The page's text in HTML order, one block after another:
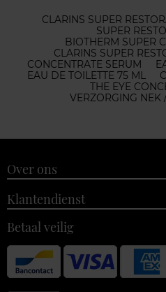
CLARINS SUPER
SUPER
BIOTHERM SUPER
CLARINS SUPER
CONCENTRATE SERUM
EAU DE TOILETTE 75 ML
THE EYE
VERZORGING NEK
Over ons
Klantendienst
Betaal veilig